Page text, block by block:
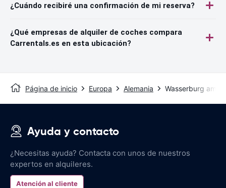
¿Cuándo recibiré una confirmación de mi reserva?
¿Qué empresas de alquiler de coches compara
Carrentals.es en esta ubicación?
Página de inicio Europa Alemania Wasserburg am
Ayuda y contacto
¿Necesitas ayuda? Contacta con unos de nuestros
expertos en alquileres.
Atención al cliente